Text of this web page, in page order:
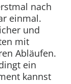
nach
einmal.
und
mit
Abläufen.
ein
kannst